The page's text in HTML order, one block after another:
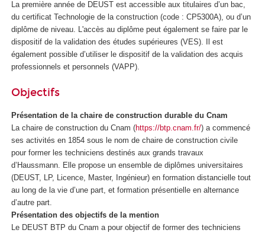
La première année de DEUST est accessible aux titulaires d’un bac,
du certificat Technologie de la construction (code : CP5300A), ou d’un
diplôme de niveau. L'accès au diplôme peut également se faire par le
dispositif de la validation des études supérieures (VES). Il est
également possible d’utiliser le dispositif de la validation des acquis
professionnels et personnels (VAPP).
Objectifs
Présentation de la chaire de construction durable du Cnam
La chaire de construction du Cnam (https://btp.cnam.fr/) a commencé
ses activités en 1854 sous le nom de chaire de construction civile
pour former les techniciens destinés aux grands travaux
d’Haussmann. Elle propose un ensemble de diplômes universitaires
(DEUST, LP, Licence, Master, Ingénieur) en formation distancielle tout
au long de la vie d’une part, et formation présentielle en alternance
d’autre part.
Présentation des objectifs de la mention
Le DEUST BTP du Cnam a pour objectif de former des techniciens